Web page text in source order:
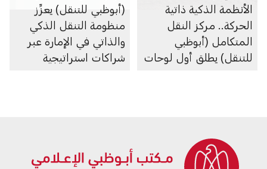
الأنظمة الذكية ذاتية
الحركة.. مركز النقل
المتكامل (أبوظبي
للتنقل) يطلق أول لوحات
(أبوظبي للتنقل) يعزِّز
منظومة التنقل الذكي
والذاتي في الإمارة عبر
شراكات استراتيجية